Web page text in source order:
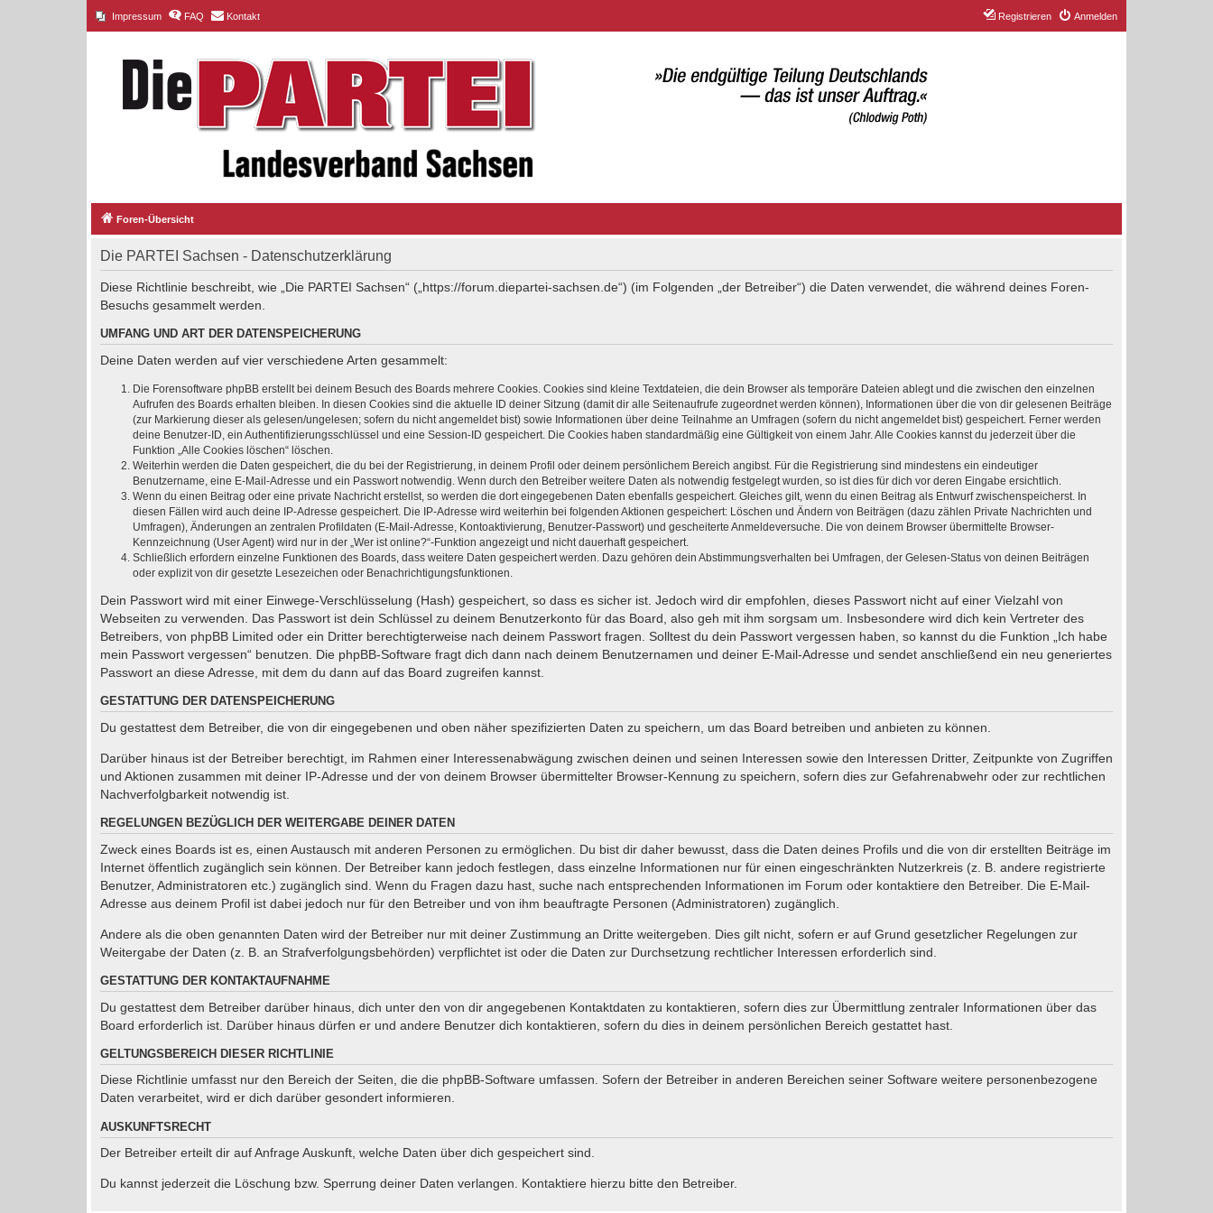
Impressum FAQ Kontakt Anmelden
Registrieren
Foren-Übersicht
Die PARTEI Sachsen - Datenschutzerklärung
Diese Richtlinie beschreibt, wie „Die PARTEI Sachsen“ („https://forum.diepartei-sachsen.de“) (im Folgenden „der Betreiber“) die Daten verwendet, die während deines Foren-
Besuchs gesammelt werden.
UMFANG UND ART DER DATENSPEICHERUNG
Deine Daten werden auf vier verschiedene Arten gesammelt:
Die Forensoftware phpBB erstellt bei deinem Besuch des Boards mehrere Cookies. Cookies sind kleine Textdateien, die dein Browser als temporäre Dateien ablegt und die zwischen den einzelnen
Aufrufen des Boards erhalten bleiben. In diesen Cookies sind die aktuelle ID deiner Sitzung (damit dir alle Seitenaufrufe zugeordnet werden können), Informationen über die von dir gelesenen Beiträge
(zur Markierung dieser als gelesen/ungelesen; sofern du nicht angemeldet bist) sowie Informationen über deine Teilnahme an Umfragen (sofern du nicht angemeldet bist) gespeichert. Ferner werden
deine Benutzer-ID, ein Authentifizierungsschlüssel und eine Session-ID gespeichert. Die Cookies haben standardmäßig eine Gültigkeit von einem Jahr. Alle Cookies kannst du jederzeit über die
Funktion „Alle Cookies löschen“ löschen.
Weiterhin werden die Daten gespeichert, die du bei der Registrierung, in deinem Profil oder deinem persönlichem Bereich angibst. Für die Registrierung sind mindestens ein eindeutiger
Benutzername, eine E-Mail-Adresse und ein Passwort notwendig. Wenn durch den Betreiber weitere Daten als notwendig festgelegt wurden, so ist dies für dich vor deren Eingabe ersichtlich.
Wenn du einen Beitrag oder eine private Nachricht erstellst, so werden die dort eingegebenen Daten ebenfalls gespeichert. Gleiches gilt, wenn du einen Beitrag als Entwurf zwischenspeicherst. In
diesen Fällen wird auch deine IP-Adresse gespeichert. Die IP-Adresse wird weiterhin bei folgenden Aktionen gespeichert: Löschen und Ändern von Beiträgen (dazu zählen Private Nachrichten und
Umfragen), Änderungen an zentralen Profildaten (E-Mail-Adresse, Kontoaktivierung, Benutzer-Passwort) und gescheiterte Anmeldeversuche. Die von deinem Browser übermittelte Browser-
Kennzeichnung (User Agent) wird nur in der „Wer ist online?“-Funktion angezeigt und nicht dauerhaft gespeichert.
Schließlich erfordern einzelne Funktionen des Boards, dass weitere Daten gespeichert werden. Dazu gehören dein Abstimmungsverhalten bei Umfragen, der Gelesen-Status von deinen Beiträgen
oder explizit von dir gesetzte Lesezeichen oder Benachrichtigungsfunktionen.
Dein Passwort wird mit einer Einwege-Verschlüsselung (Hash) gespeichert, so dass es sicher ist. Jedoch wird dir empfohlen, dieses Passwort nicht auf einer Vielzahl von
Webseiten zu verwenden. Das Passwort ist dein Schlüssel zu deinem Benutzerkonto für das Board, also geh mit ihm sorgsam um. Insbesondere wird dich kein Vertreter des
Betreibers, von phpBB Limited oder ein Dritter berechtigterweise nach deinem Passwort fragen. Solltest du dein Passwort vergessen haben, so kannst du die Funktion „Ich habe
mein Passwort vergessen“ benutzen. Die phpBB-Software fragt dich dann nach deinem Benutzernamen und deiner E-Mail-Adresse und sendet anschließend ein neu generiertes
Passwort an diese Adresse, mit dem du dann auf das Board zugreifen kannst.
GESTATTUNG DER DATENSPEICHERUNG
Du gestattest dem Betreiber, die von dir eingegebenen und oben näher spezifizierten Daten zu speichern, um das Board betreiben und anbieten zu können.
Darüber hinaus ist der Betreiber berechtigt, im Rahmen einer Interessenabwägung zwischen deinen und seinen Interessen sowie den Interessen Dritter, Zeitpunkte von Zugriffen
und Aktionen zusammen mit deiner IP-Adresse und der von deinem Browser übermittelter Browser-Kennung zu speichern, sofern dies zur Gefahrenabwehr oder zur rechtlichen
Nachverfolgbarkeit notwendig ist.
REGELUNGEN BEZÜGLICH DER WEITERGABE DEINER DATEN
Zweck eines Boards ist es, einen Austausch mit anderen Personen zu ermöglichen. Du bist dir daher bewusst, dass die Daten deines Profils und die von dir erstellten Beiträge im
Internet öffentlich zugänglich sein können. Der Betreiber kann jedoch festlegen, dass einzelne Informationen nur für einen eingeschränkten Nutzerkreis (z. B. andere registrierte
Benutzer, Administratoren etc.) zugänglich sind. Wenn du Fragen dazu hast, suche nach entsprechenden Informationen im Forum oder kontaktiere den Betreiber. Die E-Mail-
Adresse aus deinem Profil ist dabei jedoch nur für den Betreiber und von ihm beauftragte Personen (Administratoren) zugänglich.
Andere als die oben genannten Daten wird der Betreiber nur mit deiner Zustimmung an Dritte weitergeben. Dies gilt nicht, sofern er auf Grund gesetzlicher Regelungen zur
Weitergabe der Daten (z. B. an Strafverfolgungsbehörden) verpflichtet ist oder die Daten zur Durchsetzung rechtlicher Interessen erforderlich sind.
GESTATTUNG DER KONTAKTAUFNAHME
Du gestattest dem Betreiber darüber hinaus, dich unter den von dir angegebenen Kontaktdaten zu kontaktieren, sofern dies zur Übermittlung zentraler Informationen über das
Board erforderlich ist. Darüber hinaus dürfen er und andere Benutzer dich kontaktieren, sofern du dies in deinem persönlichen Bereich gestattet hast.
GELTUNGSBEREICH DIESER RICHTLINIE
Diese Richtlinie umfasst nur den Bereich der Seiten, die die phpBB-Software umfassen. Sofern der Betreiber in anderen Bereichen seiner Software weitere personenbezogene
Daten verarbeitet, wird er dich darüber gesondert informieren.
AUSKUNFTSRECHT
Der Betreiber erteilt dir auf Anfrage Auskunft, welche Daten über dich gespeichert sind.
Du kannst jederzeit die Löschung bzw. Sperrung deiner Daten verlangen. Kontaktiere hierzu bitte den Betreiber.